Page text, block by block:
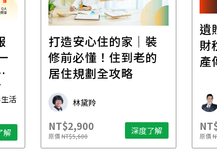
活
解
打造安心住的家｜裝
修前必懂！住到老的
居住規劃全攻略
林黛羚
NT$2,900
原價NT$5,600 深度了解
遺
財
產
原價